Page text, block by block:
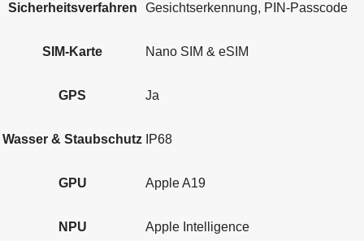
Sicherheitsverfahren Gesichtserkennung, PIN-Passcode
SIM-Karte Nano SIM & eSIM
GPS Ja
Wasser & Staubschutz IP68
GPU Apple A19
NPU Apple Intelligence